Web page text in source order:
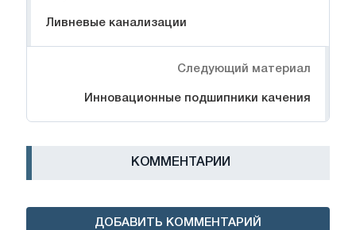
Ливневые канализации
Следующий материал
Инновационные подшипники качения
КОММЕНТАРИИ
ДОБАВИТЬ КОММЕНТАРИЙ